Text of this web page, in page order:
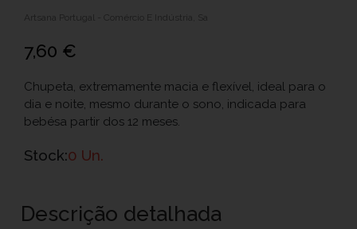
Artsana Portugal - Comércio E Indústria, Sa
7,60 €
Chupeta, extremamente macia e flexível, ideal para o
dia e noite, mesmo durante o sono, indicada para
bebésa partir dos 12 meses.
Stock:0 Un.
Descrição detalhada